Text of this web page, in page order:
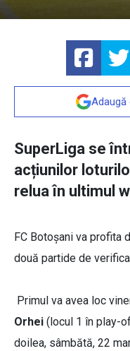
Adaugă
SuperLiga se
acțiunilor
relua în ultimul
FC Botoșani va profita
două partide de
Primul va avea loc
Orhei (locul 1 în play-
doilea, sâmbătă, 22